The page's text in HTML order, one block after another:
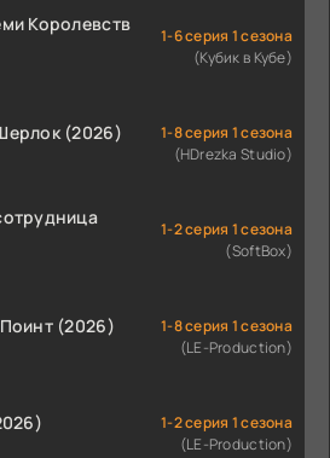
Королевств
1-6 серия 1 сезона
(Кубик в Кубе)
(2026)
1-8 серия 1 сезона
(HDrezka Studio)
1-2 серия 1 сезона
(SoftBox)
(2026)
1-8 серия 1 сезона
(LE-Production)
1-2 серия 1 сезона
(LE-Production)